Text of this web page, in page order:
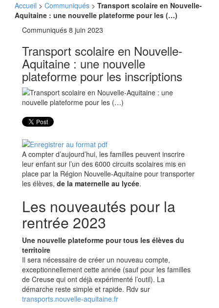
Accueil > Communiqués > Transport scolaire en Nouvelle-
Aquitaine : une nouvelle plateforme pour les (…)
Communiqués 8 juin 2023
Transport scolaire en Nouvelle-
Aquitaine : une nouvelle
plateforme pour les inscriptions
A compter d’aujourd’hui, les familles peuvent inscrire
leur enfant sur l’un des 6000 circuits scolaires mis en
place par la Région Nouvelle-Aquitaine pour transporter
les élèves, de la maternelle au lycée.
Les nouveautés pour la
rentrée 2023
Une nouvelle plateforme pour tous les élèves du
territoire
Il sera nécessaire de créer un nouveau compte,
exceptionnellement cette année (sauf pour les familles
de Creuse qui ont déjà expérimenté l’outil). La
démarche reste simple et rapide. Rdv sur
transports.nouvelle-aquitaine.fr